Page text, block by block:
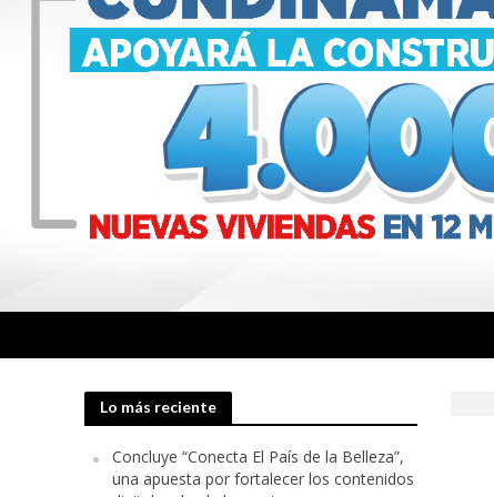
Lo más reciente
Concluye “Conecta El País de la Belleza”,
una apuesta por fortalecer los contenidos